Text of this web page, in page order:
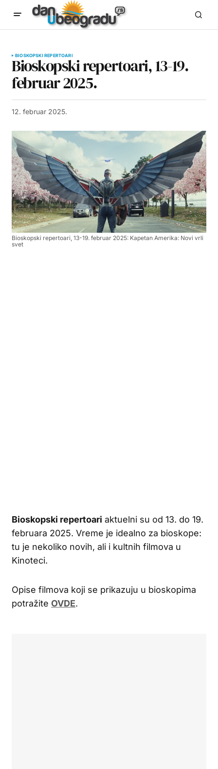
BIOSKOPSKI REPERTOARI
Bioskopski repertoari, 13-19.
februar 2025.
12. februar 2025.
Bioskopski repertoari, 13-19. februar 2025: Kapetan Amerika: Novi vrli
svet
Bioskopski repertoari aktuelni su od 13. do 19.
februara 2025. Vreme je idealno za bioskope:
tu je nekoliko novih, ali i kultnih filmova u
Kinoteci.
Opise filmova koji se prikazuju u bioskopima
potražite OVDE.